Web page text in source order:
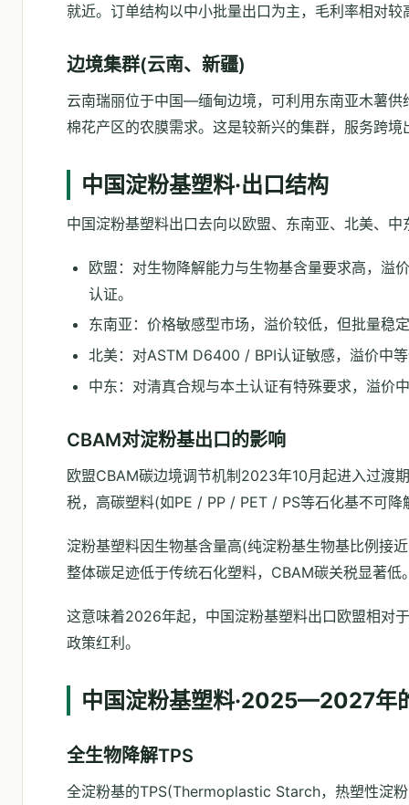
就近。订单结构以中小批量出口为主，毛利率相对较
边境集群(云南、新疆)
云南瑞丽位于中国—缅甸边境，可利用东南亚木薯
棉花产区的农膜需求。这是较新兴的集群，服务跨境
中国淀粉基塑料·出口结构
中国淀粉基塑料出口去向以欧盟、东南亚、北美、
欧盟：对生物降解能力与生物基含量要求高，
认证。
东南亚：价格敏感型市场，溢价较低，但批量稳
北美：对ASTM D6400 / BPI认证敏感，溢价中
中东：对清真合规与本土认证有特殊要求，溢价
CBAM对淀粉基出口的影响
欧盟CBAM碳边境调节机制2023年10月起进入过渡
税，高碳塑料(如PE / PP / PET / PS等石化基不可降
淀粉基塑料因生物基含量高(纯淀粉基生物基比例接
整体碳足迹低于传统石化塑料，CBAM碳关税显著低
这意味着2026年起，中国淀粉基塑料出口欧盟相对
政策红利。
中国淀粉基塑料·2025—2027年
全生物降解TPS
全淀粉基的TPS(Thermoplastic Starch，热塑性淀